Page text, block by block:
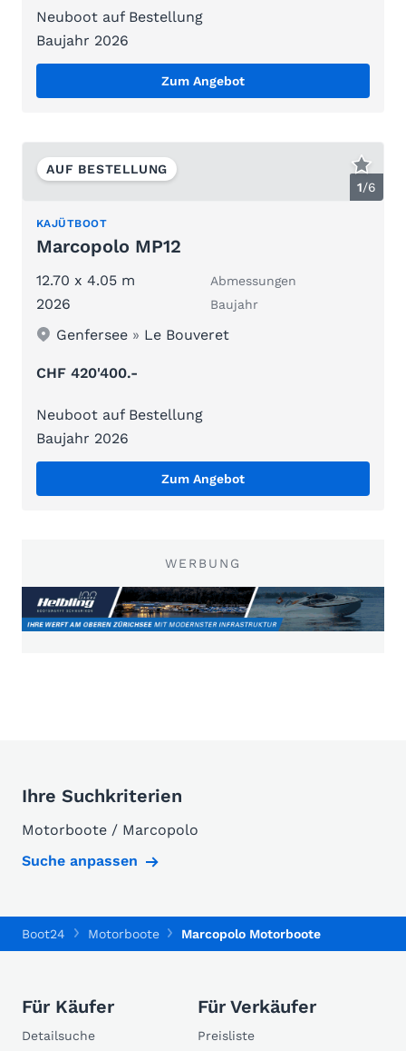
Neuboot auf Bestellung
Baujahr 2026
Zum Angebot
1/6
AUF BESTELLUNG
KAJÜTBOOT
Marcopolo MP12
12.70 x 4.05 m Abmessungen
2026 Baujahr
Genfersee » Le Bouveret
CHF 420'400.-
Neuboot auf Bestellung
Baujahr 2026
Zum Angebot
WERBUNG
Ihre Suchkriterien
Motorboote / Marcopolo
Suche anpassen
Boot24 Motorboote Marcopolo Motorboote
Für Käufer
Detailsuche
Für Verkäufer
Preisliste